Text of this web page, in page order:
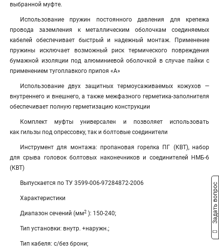
выбранной муфте.
Использование пружин постоянного давления для крепежа
провода заземления к металлическим оболочкам соединяемых
кабелей обеспечивает быстрый и надежный монтаж. Применение
пружины исключает возможный риск термического повреждения
бумажной изоляции под алюминиевой оболочкой в случае пайки с
применением тугоплавкого припоя «А»
Использование двух защитных термоусаживаемых кожухов —
внутреннего и внешнего, а также межфазного герметика-заполнителя
обеспечивает полную герметизацию конструкции
Комплект муфты универсален и позволяет использовать
как гильзы под опрессовку, так и болтовые соединители
Инструмент для монтажа: пропановая горелка ПГ (КВТ), набор
для срыва головок болтовых наконечников и соединителей НМБ-6
(КВТ)
Выпускается по ТУ 3599-006-97284872-2006
Характеристики
Диапазон сечений (мм2 ): 150-240;
Тип установки: внутр. +наружн.;
Тип кабеля: с/без брони;
Задать вопрос